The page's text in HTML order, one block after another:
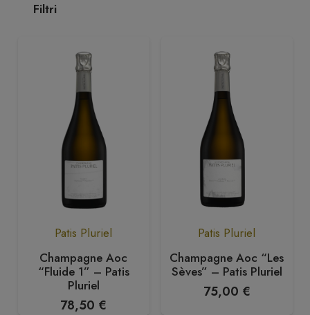
Filtri
Patis Pluriel
Champagne Aoc
“Fluide 1” – Patis
Pluriel
78,50 €
Patis Pluriel
Champagne Aoc “Les
Sèves” – Patis Pluriel
75,00 €